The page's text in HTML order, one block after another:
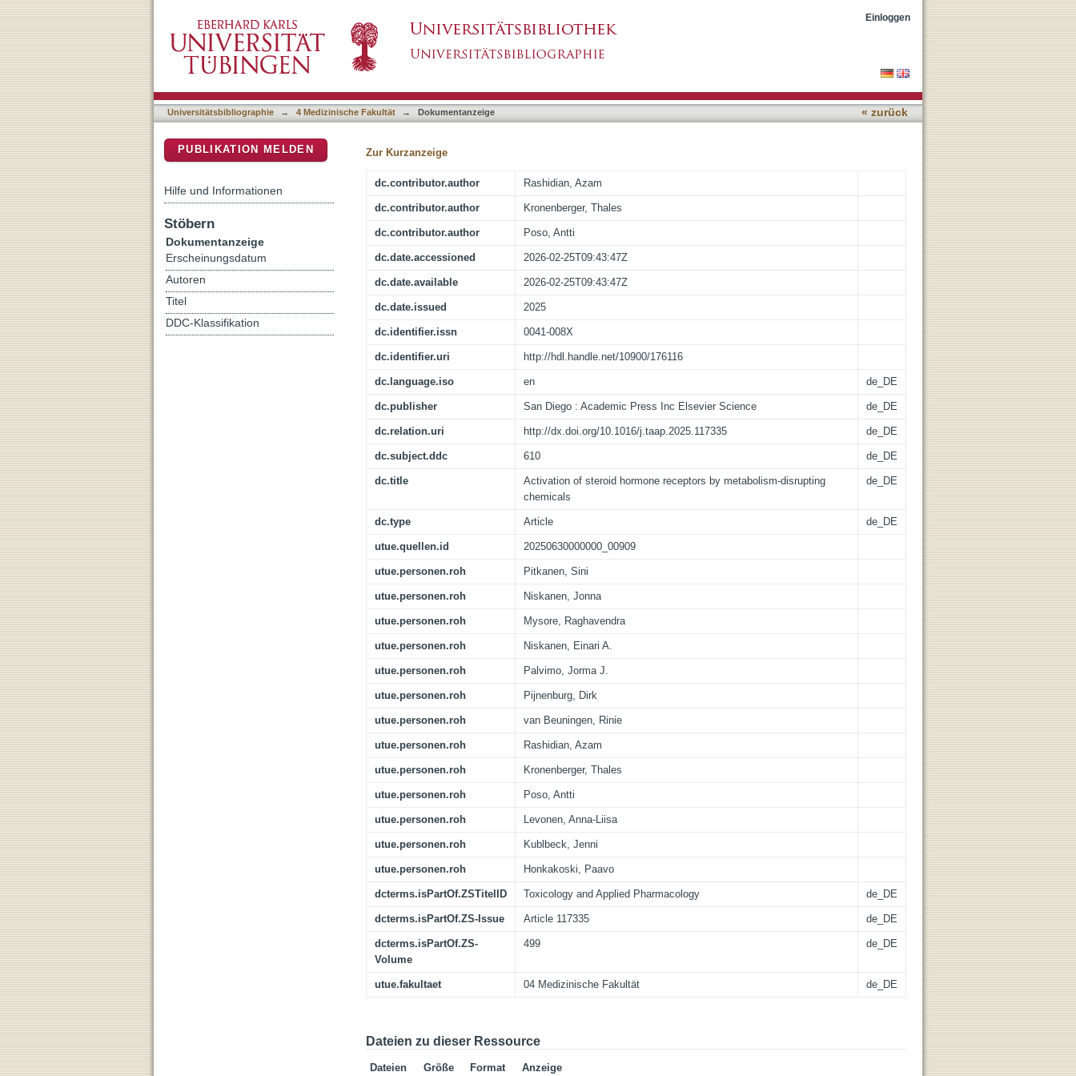
Einloggen
Universitätsbibliographie → 4 Medizinische Fakultät → Dokumentanzeige « zurück
Zur Kurzanzeige
dc.contributor.author Rashidian, Azam
dc.contributor.author Kronenberger, Thales
dc.contributor.author Poso, Antti
dc.date.accessioned 2026-02-25T09:43:47Z
dc.date.available 2026-02-25T09:43:47Z
dc.date.issued 2025
dc.identifier.issn 0041-008X
dc.identifier.uri http://hdl.handle.net/10900/176116
dc.language.iso en de_DE
dc.publisher San Diego : Academic Press Inc Elsevier Science de_DE
dc.relation.uri http://dx.doi.org/10.1016/j.taap.2025.117335 de_DE
dc.subject.ddc 610 de_DE
dc.title
Activation of steroid hormone receptors by metabolism-disrupting
chemicals
de_DE
dc.type Article de_DE
utue.quellen.id 20250630000000_00909
utue.personen.roh Pitkanen, Sini
utue.personen.roh Niskanen, Jonna
utue.personen.roh Mysore, Raghavendra
utue.personen.roh Niskanen, Einari A.
utue.personen.roh Palvimo, Jorma J.
utue.personen.roh Pijnenburg, Dirk
utue.personen.roh van Beuningen, Rinie
utue.personen.roh Rashidian, Azam
utue.personen.roh Kronenberger, Thales
utue.personen.roh Poso, Antti
utue.personen.roh Levonen, Anna-Liisa
utue.personen.roh Kublbeck, Jenni
utue.personen.roh Honkakoski, Paavo
dcterms.isPartOf.ZSTitelID Toxicology and Applied Pharmacology de_DE
dcterms.isPartOf.ZS-Issue Article 117335 de_DE
dcterms.isPartOf.ZS-
Volume
499 de_DE
utue.fakultaet 04 Medizinische Fakultät de_DE
Dateien zu dieser Ressource
Dateien Größe Format Anzeige
PUBLIKATION MELDEN
Hilfe und Informationen
Stöbern
Dokumentanzeige
Erscheinungsdatum
Autoren
Titel
DDC-Klassifikation